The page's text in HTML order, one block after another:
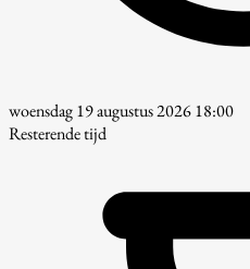
woensdag 19 augustus 2026 18:00
Resterende tijd